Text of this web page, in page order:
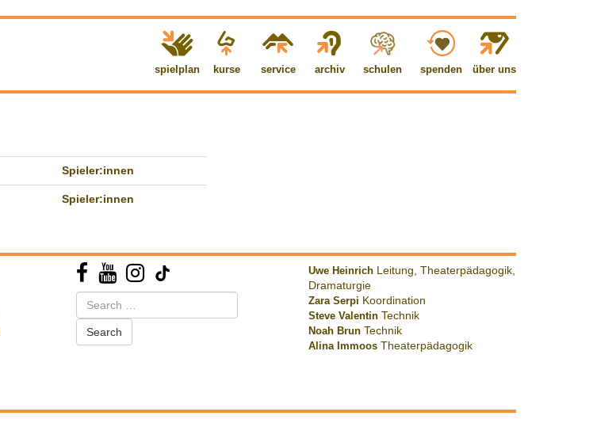
spielplan kurse service archiv schulen spenden über uns
Spieler:innen
Spieler:innen
Search
for:
Uwe Heinrich Leitung, Theaterpädagogik,
Dramaturgie
Zara Serpi Koordination
Steve Valentin Technik
Noah Brun Technik
Alina Immoos Theaterpädagogik